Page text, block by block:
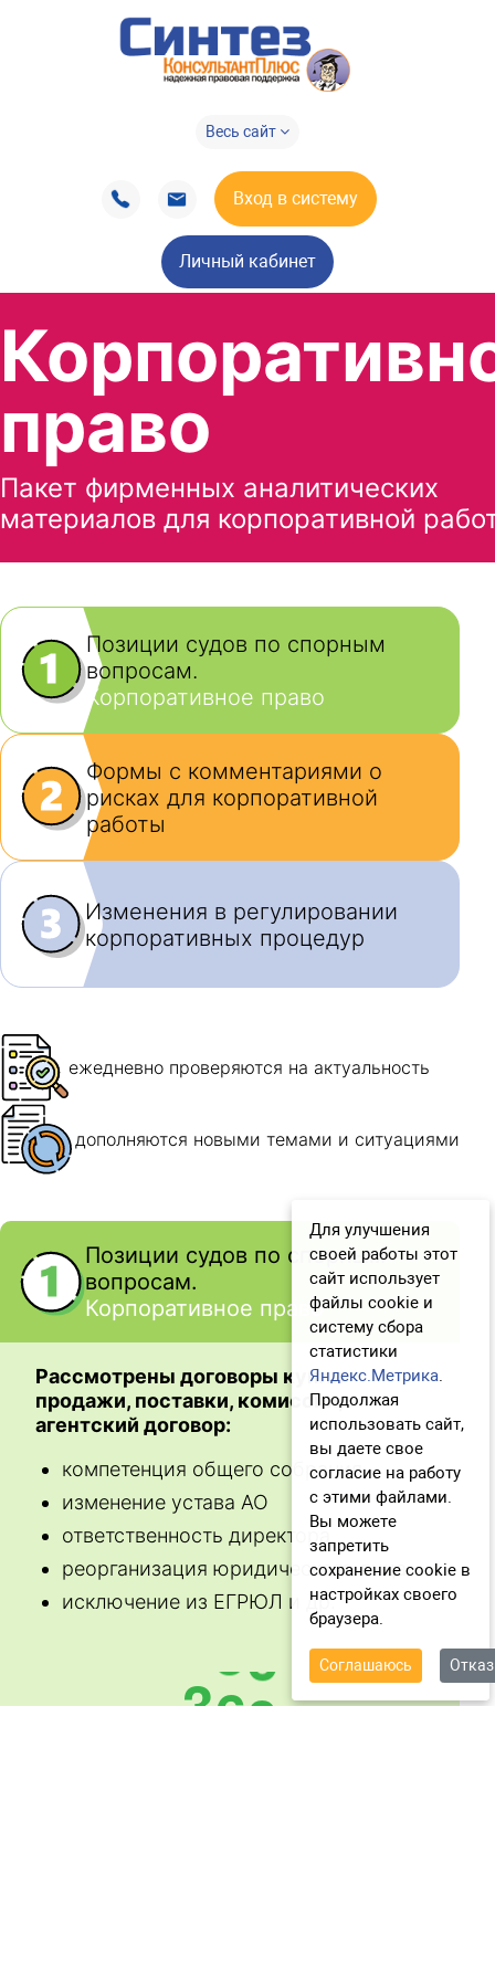
Весь сайт
Вход в систему
Личный кабинет
Для улучшения
своей работы этот
сайт использует
файлы cookie и
систему сбора
статистики
Яндекс.Метрика.
Продолжая
использовать сайт,
вы даете свое
согласие на работу
с этими файлами.
Вы можете
запретить
сохранение cookie в
настройках своего
браузера.
Соглашаюсь